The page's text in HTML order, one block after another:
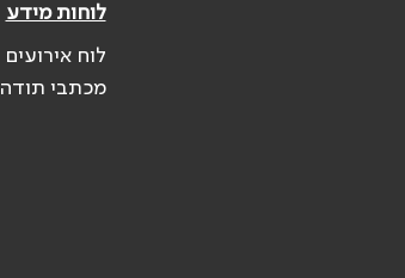
לוחות מידע
לוח אירועים
מכתבי תודה